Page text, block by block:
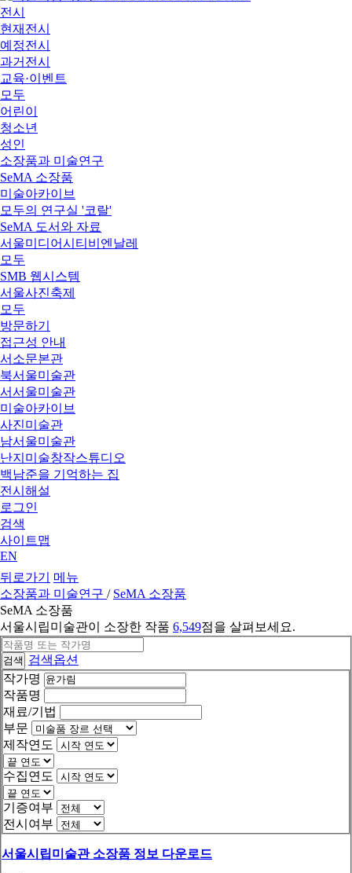
전시
현재전시
예정전시
과거전시
교육·이벤트
모두
어린이
청소년
성인
소장품과 미술연구
SeMA 소장품
미술아카이브
모두의 연구실 '코랄'
SeMA 도서와 자료
서울미디어시티비엔날레
모두
SMB 웹시스템
서울사진축제
모두
방문하기
접근성 안내
서소문본관
북서울미술관
서서울미술관
미술아카이브
사진미술관
남서울미술관
난지미술창작스튜디오
백남준을 기억하는 집
전시해설
로그인
검색
사이트맵
EN
뒤로가기
메뉴
소장품과 미술연구 / SeMA 소장품
SeMA 소장품
서울시립미술관이 소장한 작품 6,549점을 살펴보세요.
검색 검색옵션
작가명
작품명
재료/기법
부문
제작연도
수집연도
기증여부
전시여부
서울시립미술관 소장품 정보 다운로드